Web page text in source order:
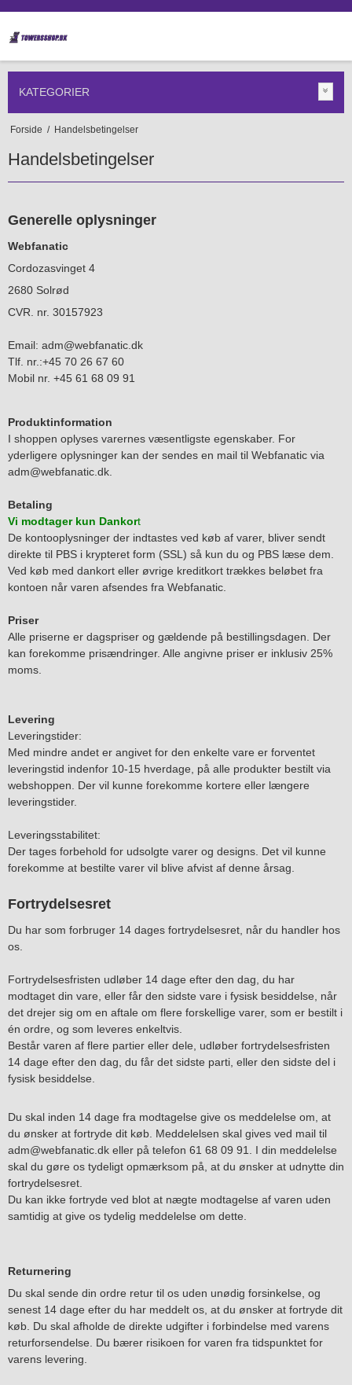
KATEGORIER
Forside / Handelsbetingelser
Handelsbetingelser
Generelle oplysninger
Webfanatic
Cordozasvinget 4
2680 Solrød
CVR. nr. 30157923
Email: adm@webfanatic.dk
Tlf. nr.:+45 70 26 67 60
Mobil nr. +45 61 68 09 91
Produktinformation
I shoppen oplyses varernes væsentligste egenskaber. For
yderligere oplysninger kan der sendes en mail til Webfanatic via
adm@webfanatic.dk.
Betaling
Vi modtager kun Dankort
De kontooplysninger der indtastes ved køb af varer, bliver sendt
direkte til PBS i krypteret form (SSL) så kun du og PBS læse dem.
Ved køb med dankort eller øvrige kreditkort trækkes beløbet fra
kontoen når varen afsendes fra Webfanatic.
Priser
Alle priserne er dagspriser og gældende på bestillingsdagen. Der
kan forekomme prisændringer. Alle angivne priser er inklusiv 25%
moms.
Levering
Leveringstider:
Med mindre andet er angivet for den enkelte vare er forventet
leveringstid indenfor 10-15 hverdage, på alle produkter bestilt via
webshoppen. Der vil kunne forekomme kortere eller længere
leveringstider.
Leveringsstabilitet:
Der tages forbehold for udsolgte varer og designs. Det vil kunne
forekomme at bestilte varer vil blive afvist af denne årsag.
Fortrydelsesret
Du har som forbruger 14 dages fortrydelsesret, når du handler hos
os.
Fortrydelsesfristen udløber 14 dage efter den dag, du har
modtaget din vare, eller får den sidste vare i fysisk besiddelse, når
det drejer sig om en aftale om flere forskellige varer, som er bestilt i
én ordre, og som leveres enkeltvis.
Består varen af flere partier eller dele, udløber fortrydelsesfristen
14 dage efter den dag, du får det sidste parti, eller den sidste del i
fysisk besiddelse.
Du skal inden 14 dage fra modtagelse give os meddelelse om, at
du ønsker at fortryde dit køb. Meddelelsen skal gives ved mail til
adm@webfanatic.dk eller på telefon 61 68 09 91. I din meddelelse
skal du gøre os tydeligt opmærksom på, at du ønsker at udnytte din
fortrydelsesret.
Du kan ikke fortryde ved blot at nægte modtagelse af varen uden
samtidig at give os tydelig meddelelse om dette.
Returnering
Du skal sende din ordre retur til os uden unødig forsinkelse, og
senest 14 dage efter du har meddelt os, at du ønsker at fortryde dit
køb. Du skal afholde de direkte udgifter i forbindelse med varens
returforsendelse. Du bærer risikoen for varen fra tidspunktet for
varens levering.